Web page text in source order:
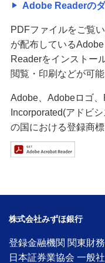
Adobe Readerの
PDFファイルをご覧
が配布している
Readerをインストー
閲覧・印刷などが可能
Adobe、Adobeロゴ
Incorporated(アドビ
の国における登録商標
株式会社みずほ銀行
登録金融機関 関東財
日本証券業協会 一般